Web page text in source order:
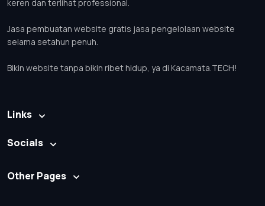
keren dan terlihat professional.
Jasa pembuatan website gratis jasa pengelolaan website
selama setahun penuh.
Bikin website tanpa bikin ribet hidup, ya di Kacamata.TECH!
Links
Socials
Other Pages